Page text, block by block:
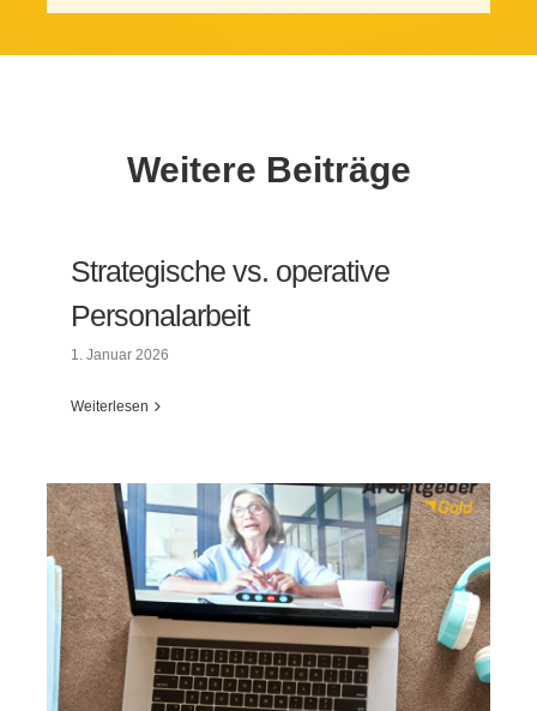
Weitere Beiträge
Strategische vs. operative
Personalarbeit
1. Januar 2026
Weiterlesen